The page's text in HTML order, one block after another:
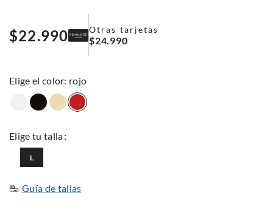
$22.990 Otras tarjetas
$24.990
: rojo
L
Guía de tallas